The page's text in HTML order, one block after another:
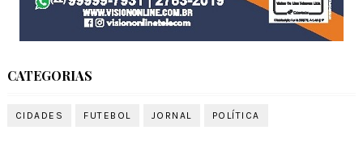
CATEGORIAS
CIDADES FUTEBOL JORNAL POLÍTICA